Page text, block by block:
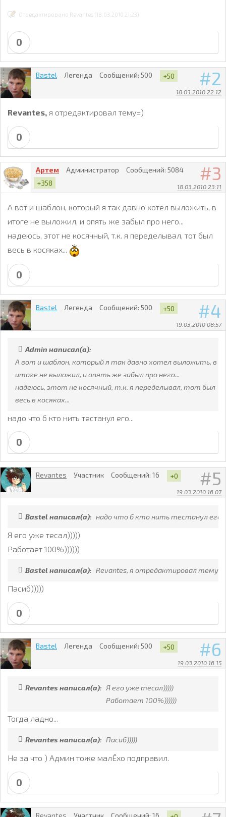
Отредактировано Revantes (18.03.2010 21:23)
0
2
18.03.2010 22:12
Bastel Легенда Сообщений: 500 +50
Revantes, я отредактировал тему=)
0
3
18.03.2010 23:11
Артем Администратор Сообщений: 5084
+358
А вот и шаблон, который я так давно хотел выложить, в
итоге не выложил, и опять же забыл про него...
надеюсь, этот не косячный, т.к. я переделывал, тот был
весь в косяках...
0
4
19.03.2010 08:57
Bastel Легенда Сообщений: 500 +50
Admin написал(а):
А вот и шаблон, который я так давно хотел выложить, в
итоге не выложил, и опять же забыл про него...
надеюсь, этот не косячный, т.к. я переделывал, тот был
весь в косяках...
надо что б кто нить тестанул его...
0
5
19.03.2010 16:07
Revantes Участник Сообщений: 16 +0
Bastel написал(а): надо что б кто нить тестанул его...
Я его уже тесал)))))
Работает 100%))))))
Bastel написал(а): Revantes, я отредактировал тему=)
Пасиб)))))
0
6
19.03.2010 16:15
Bastel Легенда Сообщений: 500 +50
Revantes написал(а): Я его уже тесал)))))
Работает 100%))))))
Тогда ладно...
Revantes написал(а): Пасиб)))))
Не за что ) Админ тоже малЁхо подправил.
0
Revantes Участник Сообщений: 16